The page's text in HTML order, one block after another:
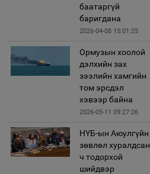
баатаргүй
баригдана
2026-04-08 15:01:25
Ормузын хоолой
дэлхийн зах
зээлийн хамгийн
том эрсдэл
хэвээр байна
2026-05-11 09:27:26
НҮБ-ын Аюулгүйн
зөвлөл хуралдсан
ч тодорхой
шийдвэр